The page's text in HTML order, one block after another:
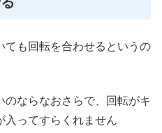
ても回転を合わせるというの
のならなおさらで、回転がキ
入ってすらくれません